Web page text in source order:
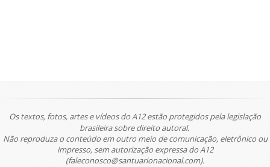
Os textos, fotos, artes e vídeos do A12 estão protegidos pela legislação
brasileira sobre direito autoral.
Não reproduza o conteúdo em outro meio de comunicação, eletrônico ou
impresso, sem autorização expressa do A12
(faleconosco@santuarionacional.com).